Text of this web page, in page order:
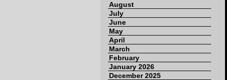
August
July
June
May
April
March
February
January 2026
December 2025